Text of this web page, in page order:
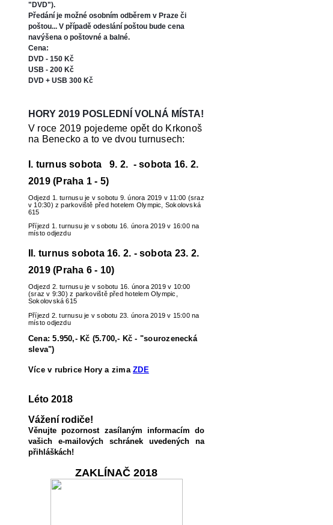
"DVD").
Předání je možné osobním odběrem v Praze či
poštou... V případě odeslání poštou bude cena
navýšena o poštovné a balné.
Cena:
DVD - 150 Kč
USB - 200 Kč
DVD + USB 300 Kč
HORY 2019 POSLEDNÍ VOLNÁ MÍSTA!
V roce 2019 pojedeme opět do Krkonoš
na Benecko a to ve dvou turnusech:
I. turnus sobota 9. 2. - sobota 16. 2.
2019 (Praha 1 - 5)
Odjezd 1. turnusu je v sobotu 9. února 2019 v 11:00 (sraz
v 10:30) z parkoviště před hotelem Olympic, Sokolovská
615
Příjezd 1. turnusu je v sobotu 16. února 2019 v 16:00 na
místo odjezdu
II. turnus sobota 16. 2. - sobota 23. 2.
2019 (Praha 6 - 10)
Odjezd 2. turnusu je v sobotu 16. února 2019 v 10:00
(sraz v 9:30) z parkoviště před hotelem Olympic,
Sokolovská 615
Příjezd 2. turnusu je v sobotu 23. února 2019 v 15:00 na
místo odjezdu
Cena: 5.950,- Kč (5.700,- Kč - "sourozenecká
sleva")
Více v rubrice Hory a zimaZDE
Léto 2018
Vážení rodiče!
Věnujte pozornost zasílaným informacím do
vašich e-mailových schránek uvedených na
přihláškách!
ZAKLÍNAČ 2018